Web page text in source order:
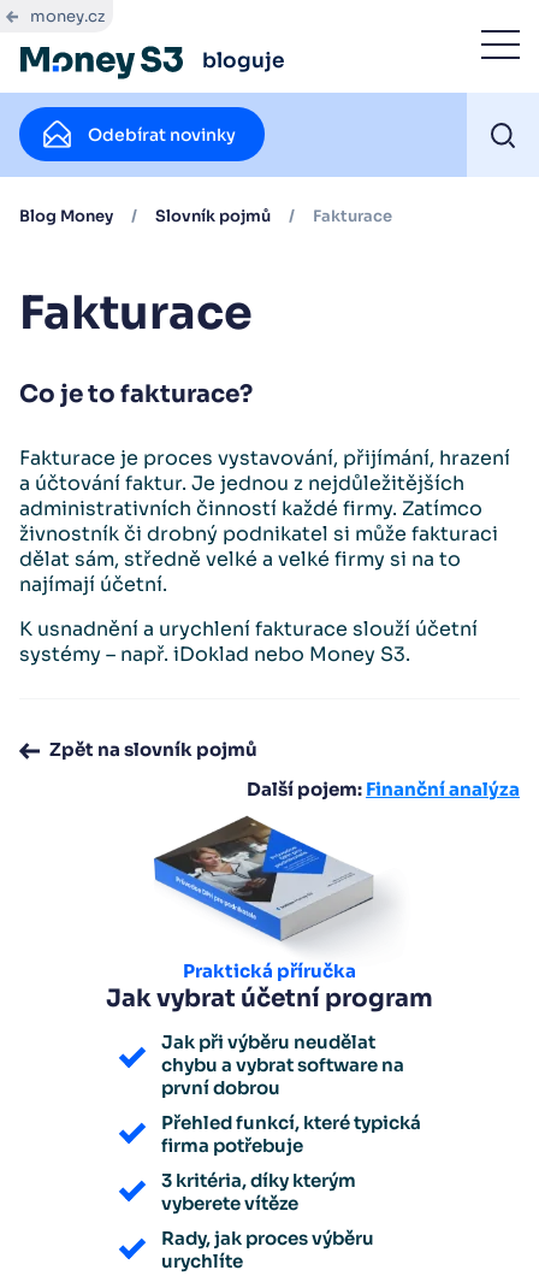
money.cz
bloguje
Odebírat novinky
Blog Money / Slovník pojmů / Fakturace
Fakturace
Co je to fakturace?
Fakturace je proces vystavování, přijímání, hrazení
a účtování faktur. Je jednou z nejdůležitějších
administrativních činností každé firmy. Zatímco
živnostník či drobný podnikatel si může fakturaci
dělat sám, středně velké a velké firmy si na to
najímají účetní.
K usnadnění a urychlení fakturace slouží účetní
systémy – např. iDoklad nebo Money S3.
Zpět na slovník pojmů
Další pojem: Finanční analýza
Praktická příručka
Jak vybrat účetní program
Jak při výběru neudělat
chybu a vybrat software na
první dobrou
Přehled funkcí, které typická
firma potřebuje
3 kritéria, díky kterým
vyberete vítěze
Rady, jak proces výběru
urychlíte